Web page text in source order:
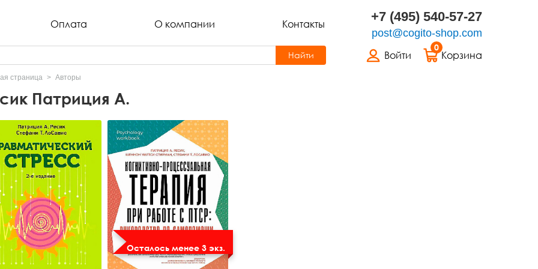
Оплата О компании Контакты +7 (495) 540-57-27
post@cogito-shop.com
Войти
0
Корзина
Найти
страница Авторы
Патриция А.
Осталось менее 3 экз.